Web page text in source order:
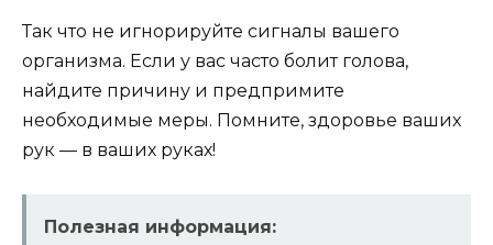
Так что не игнорируйте сигналы вашего
организма. Если у вас часто болит голова,
найдите причину и предпримите
необходимые меры. Помните, здоровье ваших
рук — в ваших руках!
Полезная информация: